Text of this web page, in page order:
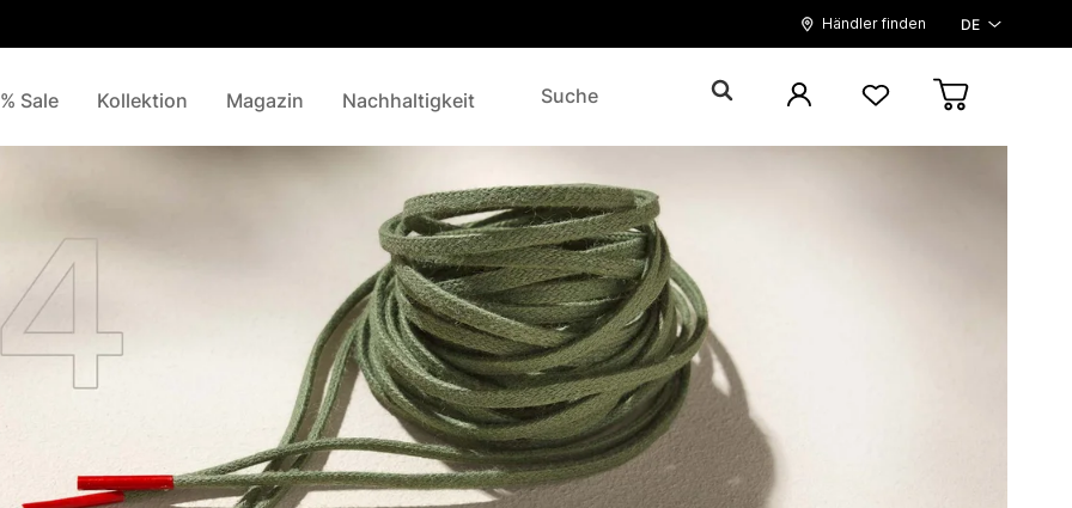
Händler finden DE
% Sale Kollektion Magazin Nachhaltigkeit